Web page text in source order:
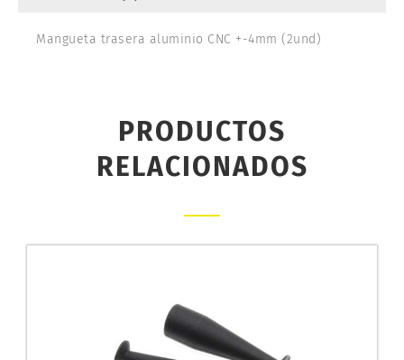
Mangueta trasera aluminio CNC +-4mm (2und)
PRODUCTOS
RELACIONADOS